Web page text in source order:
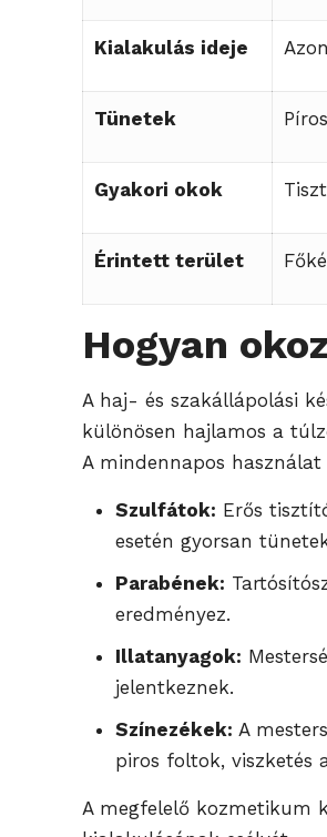
Kialakulás ideje
Tünetek
Gyakori okok
Érintett terület
Hogyan
A haj- és szakállápolási
különösen hajlamos a
A mindennapos
Szulfátok: Erős
esetén gyorsan
Parabének:
eredményez.
Illatanyagok:
jelentkeznek.
Színezékek: A
piros foltok, viszketés
A megfelelő kozmetikum